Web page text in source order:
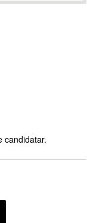
candidatar.